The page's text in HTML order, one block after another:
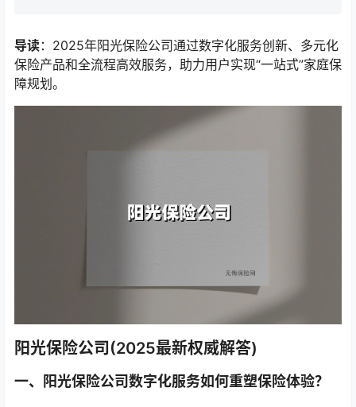
导读：2025年阳光保险公司通过数字化服务创新、多元化
保险产品和全流程高效服务，助力用户实现“一站式”家庭保
障规划。
阳光保险公司(2025最新权威解答)
一、阳光保险公司数字化服务如何重塑保险体验？